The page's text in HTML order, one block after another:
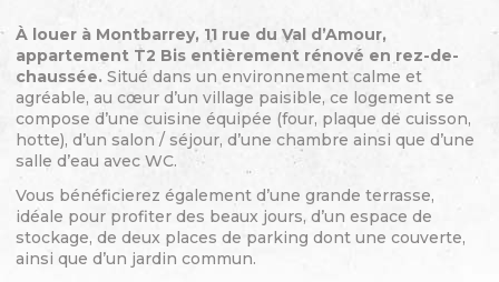
À louer à Montbarrey, 11 rue du Val d’Amour,
appartement T2 Bis entièrement rénové en rez-de-
chaussée. Situé dans un environnement calme et
agréable, au cœur d’un village paisible, ce logement se
compose d’une cuisine équipée (four, plaque de cuisson,
hotte), d’un salon / séjour, d’une chambre ainsi que d’une
salle d’eau avec WC.
Vous bénéficierez également d’une grande terrasse,
idéale pour profiter des beaux jours, d’un espace de
stockage, de deux places de parking dont une couverte,
ainsi que d’un jardin commun.